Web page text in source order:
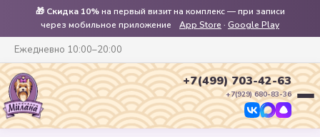
🎁 Скидка 10%на первый визит на комплекс — при записи
через мобильное приложение
App Store · Google Play
Ежедневно 10:00–20:00
+7(499) 703-42-63
+7(929) 680-83-36